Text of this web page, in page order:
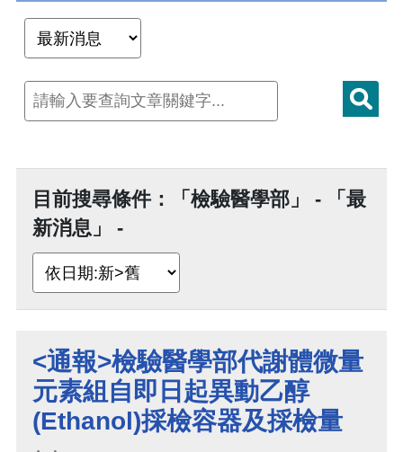
目前搜尋條件：「檢驗醫學部」 - 「最
新消息」 -
<通報>檢驗醫學部代謝體微量
元素組自即日起異動乙醇
(Ethanol)採檢容器及採檢量